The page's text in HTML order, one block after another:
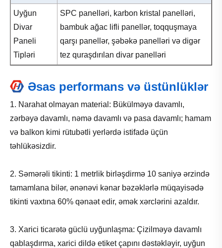
Uyğun
Divar
Paneli
Tipləri
SPC panelləri, karbon kristal panelləri,
bambuk ağac lifli panellər, toqquşmaya
qarşı panellər, şəbəkə panelləri və digər
tez quraşdırılan divar panelləri
Əsas performans və üstünlüklər
1. Narahat olmayan material: Bükülməyə davamlı,
zərbəyə davamlı, nəmə davamlı və pasa davamlı; hamam
və balkon kimi rütubətli yerlərdə istifadə üçün
təhlükəsizdir.
2. Səmərəli tikinti: 1 metrlik birləşdirmə 10 saniyə ərzində
tamamlana bilər, ənənəvi kənar bəzəklərlə müqayisədə
tikinti vaxtına 60% qənaət edir, əmək xərclərini azaldır.
3. Xarici ticarətə güclü uyğunlaşma: Çizilməyə davamlı
qablaşdırma, xarici dildə etiket çapını dəstəkləyir, uyğun